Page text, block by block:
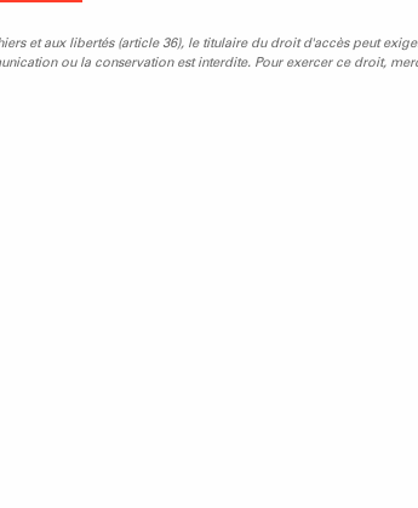
et aux libertés (article 36), le titulaire du droit d'accès peut
ou la conservation est interdite. Pour exercer ce droit,